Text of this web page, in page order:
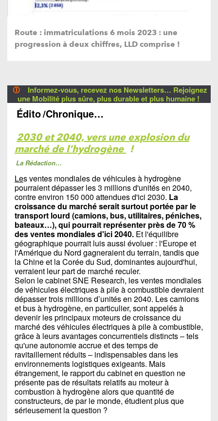
Route : immatriculations 6 mois 2023 : une
progression à deux chiffres, LLD comprise !
🛈
Informez-vous, recevez nos Newsletters… Rejoignez
une Mobilité plus sûre, plus durable et plus humaine !
Édito/Chronique…
2030 et 2040, vers une explosion du
marché de l'hydrogène !
La Rédaction…
Les ventes mondiales de véhicules à hydrogène
pourraient dépasser les 3 millions d'unités en 2040,
contre environ 150 000 attendues d'ici 2030. La
croissance du marché serait surtout portée par le
transport lourd (camions, bus, utilitaires, péniches,
bateaux…), qui pourrait représenter près de 70 %
des ventes mondiales d'ici 2040. Et l'équilibre
géographique pourrait luis aussi évoluer : l'Europe et
l'Amérique du Nord gagneraient du terrain, tandis que
la Chine et la Corée du Sud, dominantes aujourd'hui,
verraient leur part de marché reculer.
Selon le cabinet SNE Research, les ventes mondiales
de véhicules électriques à pile à combustible devraient
dépasser trois millions d’unités en 2040. Les camions
et bus à hydrogène, en particulier, sont appelés à
devenir les principaux moteurs de croissance du
marché des véhicules électriques à pile à combustible,
grâce à leurs avantages concurrentiels distincts – tels
qu'une autonomie accrue et des temps de
ravitaillement réduits – indispensables dans les
environnements logistiques exigeants. Mais
étrangement, le rapport du cabinet en question ne
présente pas de résultats relatifs au moteur à
combustion à hydrogène alors que quantité de
constructeurs, de par le monde, étudient plus que
sérieusement la question ?